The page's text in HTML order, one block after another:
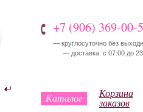
+7 (906) 369-00-
— круглосуточно без
— доставка: с 07:00 до
Каталог Корзина
заказов